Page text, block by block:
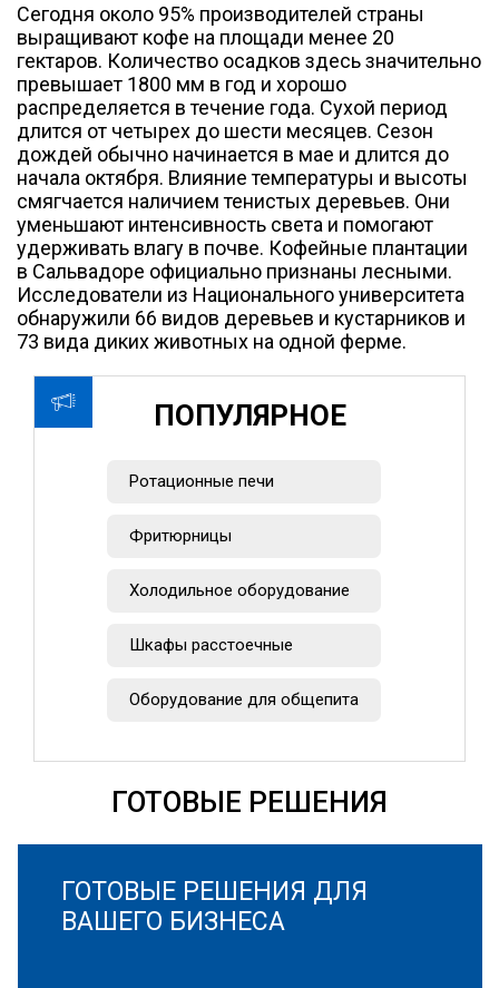
Сегодня около 95% производителей страны
выращивают кофе на площади менее 20
гектаров. Количество осадков здесь значительно
превышает 1800 мм в год и хорошо
распределяется в течение года. Сухой период
длится от четырех до шести месяцев. Сезон
дождей обычно начинается в мае и длится до
начала октября. Влияние температуры и высоты
смягчается наличием тенистых деревьев. Они
уменьшают интенсивность света и помогают
удерживать влагу в почве. Кофейные плантации
в Сальвадоре официально признаны лесными.
Исследователи из Национального университета
обнаружили 66 видов деревьев и кустарников и
73 вида диких животных на одной ферме.
ПОПУЛЯРНОЕ
Ротационные печи
Фритюрницы
Холодильное оборудование
Шкафы расстоечные
Оборудование для общепита
ГОТОВЫЕ РЕШЕНИЯ
ГОТОВЫЕ РЕШЕНИЯ ДЛЯ
ВАШЕГО БИЗНЕСА